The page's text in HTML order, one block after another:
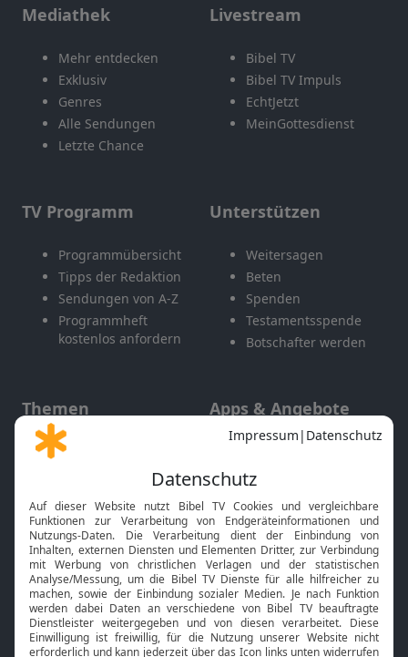
Mediathek
Mehr entdecken
Exklusiv
Genres
Alle Sendungen
Letzte Chance
Livestream
Bibel TV
Bibel TV Impuls
EchtJetzt
MeinGottesdienst
TV Programm
Programmübersicht
Tipps der Redaktion
Sendungen von A-Z
Programmheft
kostenlos anfordern
Unterstützen
Weitersagen
Beten
Spenden
Testamentsspende
Botschafter werden
Themen
Gott und Bibel erklärt
Neuigkeiten
Apps & Angebote
Mobile App
Smart TV
HbbTV
Bibelthek Online-Bibel
Nächster Gottesdienst
Bibel TV Service